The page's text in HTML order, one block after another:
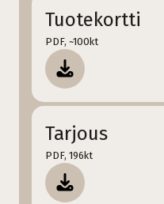
Tuotekortti
PDF, ~100kt
Tarjous
PDF, 196kt